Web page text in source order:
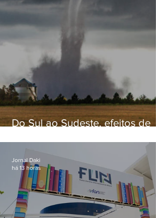
Do Sul ao Sudeste, efeitos de
apreensão na população
Jornal Daki
há 13 horas